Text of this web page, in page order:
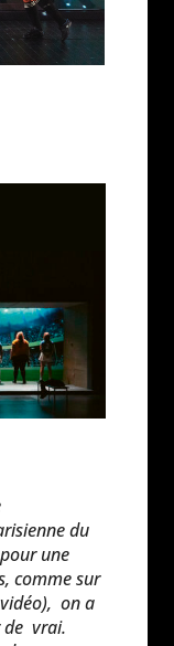
du
une
comme sur
on a
de vrai.